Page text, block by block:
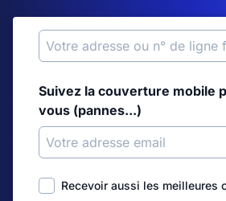
Suivez la couverture mobile
vous (pannes...)
Recevoir aussi les meilleures